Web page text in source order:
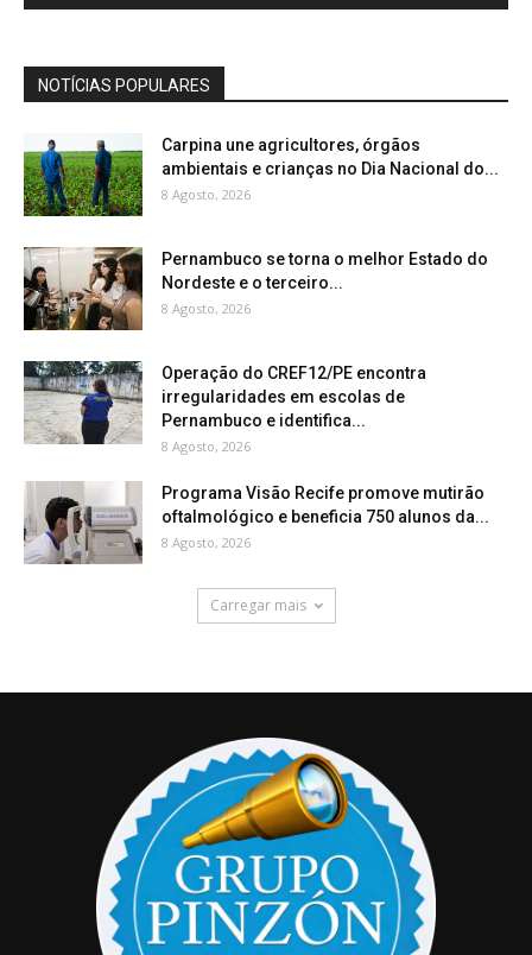
NOTÍCIAS POPULARES
Carpina une agricultores, órgãos
ambientais e crianças no Dia Nacional do...
8 Agosto, 2026
Pernambuco se torna o melhor Estado do
Nordeste e o terceiro...
8 Agosto, 2026
Operação do CREF12/PE encontra
irregularidades em escolas de
Pernambuco e identifica...
8 Agosto, 2026
Programa Visão Recife promove mutirão
oftalmológico e beneficia 750 alunos da...
8 Agosto, 2026
Carregar mais